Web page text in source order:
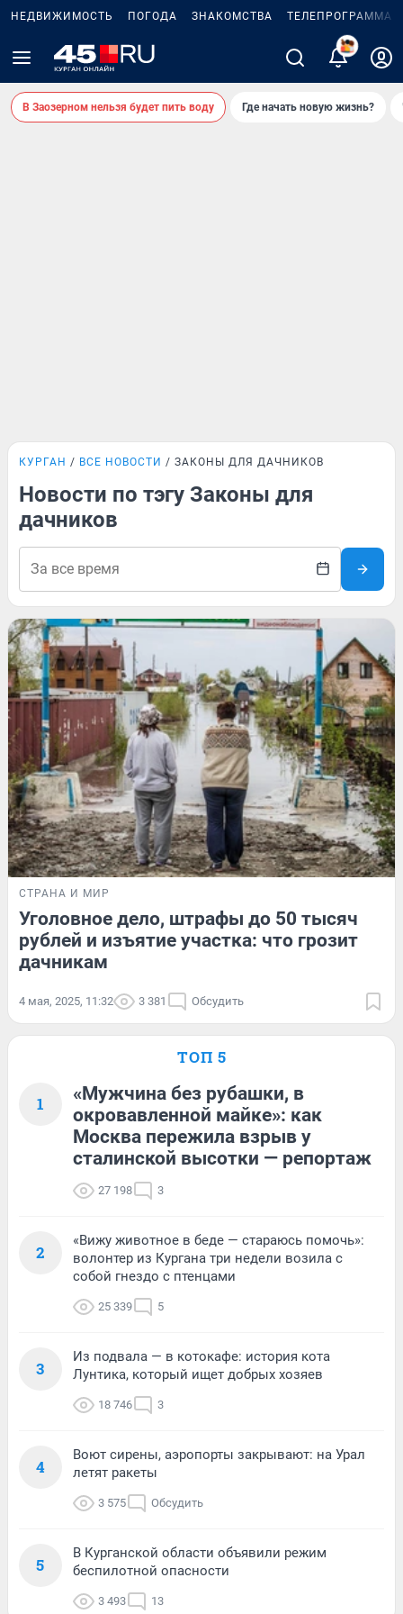
НЕДВИЖИМОСТЬ ПОГОДА ЗНАКОМСТВА ТЕЛЕПРОГРАММА
В Заозерном нельзя будет пить воду Где начать новую жизнь?
КУРГАН ВСЕ НОВОСТИ ЗАКОНЫ ДЛЯ ДАЧНИКОВ
Новости по тэгу Законы для
дачников
СТРАНА И МИР
Уголовное дело, штрафы до 50 тысяч
рублей и изъятие участка: что грозит
дачникам
4 мая, 2025, 11:32 3 381 Обсудить
ТОП 5
1
«Мужчина без рубашки, в
окровавленной майке»: как
Москва пережила взрыв у
сталинской высотки — репортаж
27 198 3
2
«Вижу животное в беде — стараюсь помочь»:
волонтер из Кургана три недели возила с
собой гнездо с птенцами
25 339 5
3
Из подвала — в котокафе: история кота
Лунтика, который ищет добрых хозяев
18 746 3
4
Воют сирены, аэропорты закрывают: на Урал
летят ракеты
3 575 Обсудить
5
В Курганской области объявили режим
беспилотной опасности
3 493 13